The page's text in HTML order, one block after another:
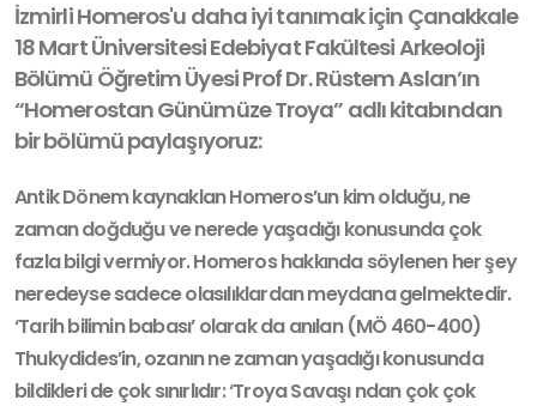
İzmirli Homeros'u daha iyi tanımak için Çanakkale
18 Mart Üniversitesi Edebiyat Fakültesi Arkeoloji
Bölümü Öğretim Üyesi Prof Dr. Rüstem Aslan’ın
“Homerostan Günümüze Troya” adlı kitabından
bir bölümü paylaşıyoruz:
Antik Dönem kaynaklan Homeros’un kim olduğu, ne
zaman doğduğu ve ne­rede yaşadığı konusunda çok
fazla bilgi vermiyor. Homeros hakkında söylenen her şey
neredeyse sadece olasılıklardan meydana gelmektedir.
‘Tarih bilimin babası’ olarak da anılan (MÖ 460-400)
Thukydides’in, ozanın ne zaman yaşadı­ğı konusunda
bildikleri de çok sınırlıdır: ‘Troya Savaşı ndan çok çok